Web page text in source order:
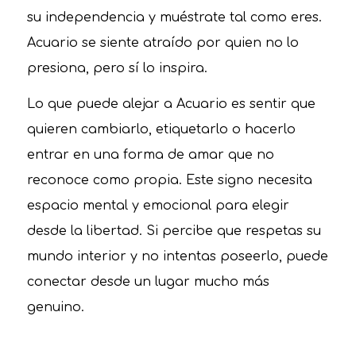
su independencia y muéstrate tal como eres.
Acuario se siente atraído por quien no lo
presiona, pero sí lo inspira.
Lo que puede alejar a Acuario es sentir que
quieren cambiarlo, etiquetarlo o hacerlo
entrar en una forma de amar que no
reconoce como propia. Este signo necesita
espacio mental y emocional para elegir
desde la libertad. Si percibe que respetas su
mundo interior y no intentas poseerlo, puede
conectar desde un lugar mucho más
genuino.